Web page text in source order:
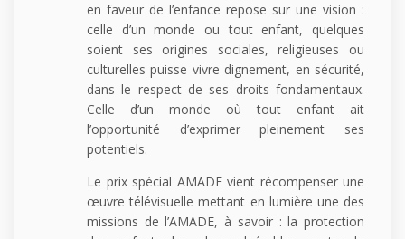
en faveur de l’enfance repose sur une vision :
celle d’un monde ou tout enfant, quelques
soient ses origines sociales, religieuses ou
culturelles puisse vivre dignement, en sécurité,
dans le respect de ses droits fondamentaux.
Celle d’un monde où tout enfant ait
l’opportunité d’exprimer pleinement ses
potentiels.
Le prix spécial AMADE vient récompenser une
œuvre télévisuelle mettant en lumière une des
missions de l’AMADE, à savoir : la protection